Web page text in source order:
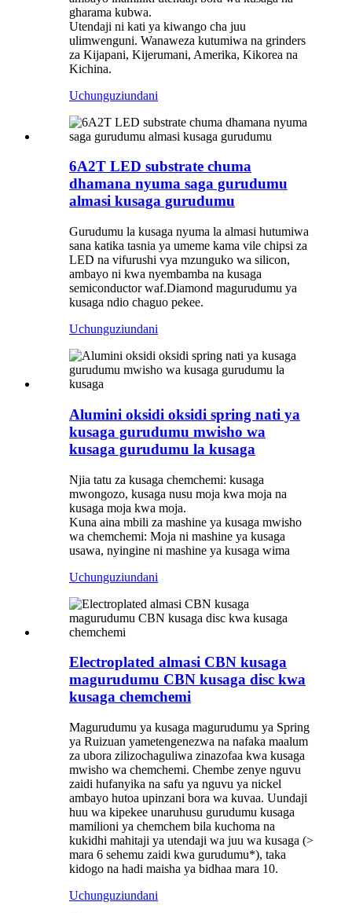
gharama kubwa.
Utendaji ni kati ya kiwango cha juu
ulimwenguni. Wanaweza kutumiwa na grinders
za Kijapani, Kijerumani, Amerika, Kikorea na
Kichina.
Uchunguziundani
6A2T LED substrate chuma
dhamana nyuma saga gurudumu
almasi kusaga gurudumu
Gurudumu la kusaga nyuma la almasi hutumiwa
sana katika tasnia ya umeme kama vile chipsi za
LED na vifurushi vya mzunguko wa silicon,
ambayo ni kwa nyembamba na kusaga
semiconductor waf.Diamond magurudumu ya
kusaga ndio chaguo pekee.
Uchunguziundani
Alumini oksidi oksidi spring nati ya
kusaga gurudumu mwisho wa
kusaga gurudumu la kusaga
Njia tatu za kusaga chemchemi: kusaga
mwongozo, kusaga nusu moja kwa moja na
kusaga moja kwa moja.
Kuna aina mbili za mashine ya kusaga mwisho
wa chemchemi: Moja ni mashine ya kusaga
usawa, nyingine ni mashine ya kusaga wima
Uchunguziundani
Electroplated almasi CBN kusaga
magurudumu CBN kusaga disc kwa
kusaga chemchemi
Magurudumu ya kusaga magurudumu ya Spring
ya Ruizuan yametengenezwa na nafaka maalum
za ubora zilizochaguliwa zinazofaa kwa kusaga
mwisho wa chemchemi. Chembe zenye nguvu
zaidi hufanyika na safu ya nguvu ya nickel
ambayo hutoa upinzani bora wa kuvaa. Uundaji
huu wa kipekee unaruhusu gurudumu kusaga
mamilioni ya chemchem bila kuchoma na
kukidhi mahitaji ya utendaji wa juu wa kusaga (>
mara 6 sehemu zaidi kwa gurudumu*), taka
kidogo na hadi maisha ya bidhaa mara 10.
Uchunguziundani